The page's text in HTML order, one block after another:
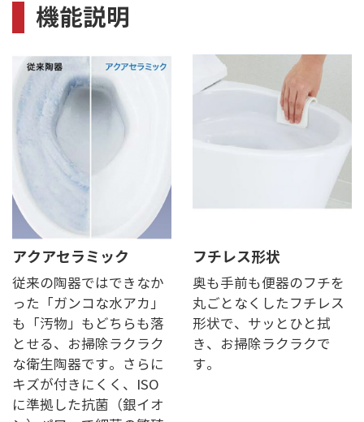
機能説明
アクアセラミック
従来の陶器ではできなか
った「ガンコな水アカ」
も「汚物」もどちらも落
とせる、お掃除ラクラク
な衛生陶器です。さらに
キズが付きにくく、ISO
に準拠した抗菌（銀イオ
フチレス形状
奥も手前も便器のフチを
丸ごとなくしたフチレス
形状で、サッとひと拭
き、お掃除ラクラクで
す。